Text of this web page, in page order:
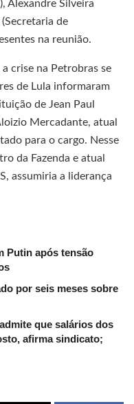
Alexandre Silveira
de
na reunião.
crise na Petrobras se
de Lula informaram
de Jean Paul
Mercadante, atual
para o cargo. Nesse
da Fazenda e atual
assumiria a liderança
Putin após tensão
por seis meses sobre
que salários dos
afirma sindicato;